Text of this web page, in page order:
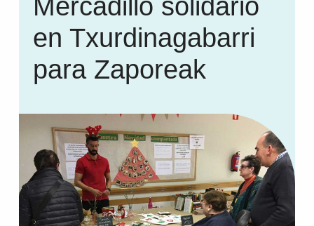
Mercadillo solidario
en Txurdinagabarri
para Zaporeak